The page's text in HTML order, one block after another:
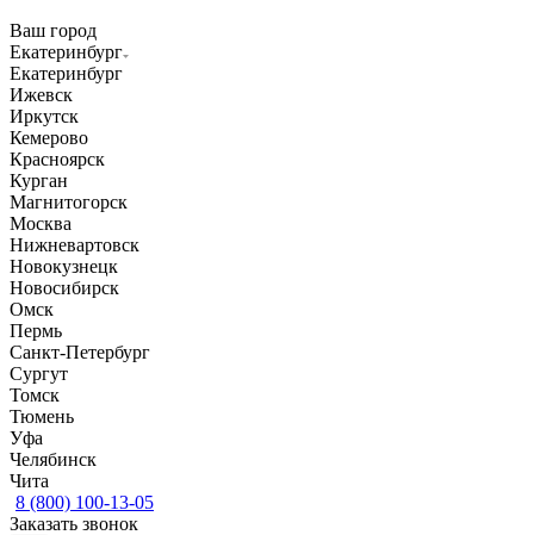
Ваш город
Екатеринбург
Екатеринбург
Ижевск
Иркутск
Кемерово
Красноярск
Курган
Магнитогорск
Москва
Нижневартовск
Новокузнецк
Новосибирск
Омск
Пермь
Санкт-Петербург
Сургут
Томск
Тюмень
Уфа
Челябинск
Чита
8 (800) 100-13-05
Заказать звонок